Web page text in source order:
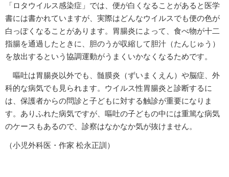
「ロタウイルス感染症」では、便が白くなることがあると医学
書には書かれていますが、実際はどんなウイルスでも便の色が
白っぽくなることがあります。胃腸炎によって、食べ物が十二
指腸を通過したときに、胆のうが収縮して胆汁（たんじゅう）
を放出するという協調運動がうまくいかなくなるためです。
嘔吐は胃腸炎以外でも、髄膜炎（ずいまくえん）や脳症、外
科的な病気でも見られます。ウイルス性胃腸炎と診断するに
は、保護者からの問診と子どもに対する触診が重要になりま
す。ありふれた病気ですが、嘔吐の子どもの中には重篤な病気
のケースもあるので、診察はなかなか気が抜けません。
（小児外科医・作家 松永正訓）